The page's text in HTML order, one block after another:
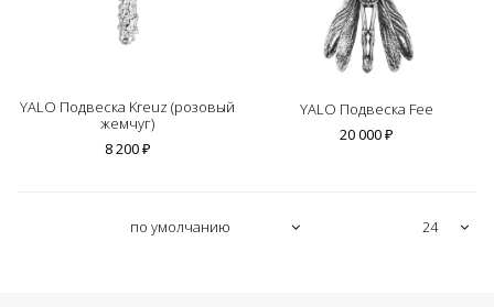
YALO Подвеска Kreuz (розовый
жемчуг)
8 200 ₽
YALO Подвеска Fee
20 000 ₽